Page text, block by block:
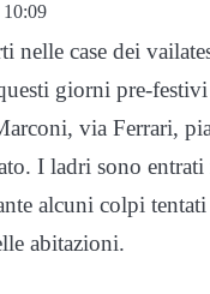
10:09
nelle case dei
giorni pre-festivi
via Ferrari,
I ladri sono entrati
alcuni colpi tentati
abitazioni.